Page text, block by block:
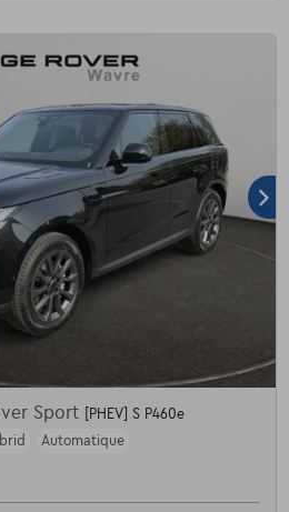
Sport
[PHEV] S P460e
Automatique